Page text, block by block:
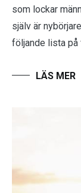
som lockar
själv är
följande lista